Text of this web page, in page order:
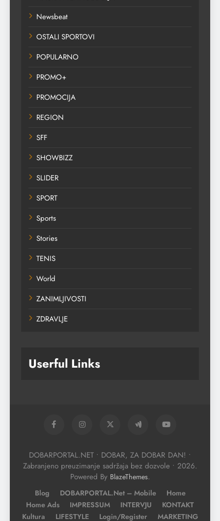
Newsbeat
OSTALI SPORTOVI
POPULARNO
PROMO+
PROMOCIJA
REGION
SFF
SHOWBIZZ
SLIDER
SPORT
Sports
Stories
TENIS
World
ZANIMLJIVOSTI
ZDRAVLJE
Userful Links
DOBARPORTAL.NET • DOBAR, ZA DOBAR DAN! •
Zabranjeno preuzimanje sadržaja bez dozvole • 2026.
Powered By BlazeThemes.
Blog DOBARPORTAL.net – Mobile
Home
Home Ads
IMPRESSUM INTERVJU
KONTAKT
Kultura
LIFESTYLE Login/Register MARKETING